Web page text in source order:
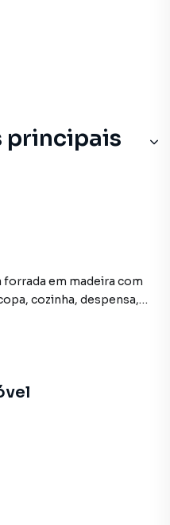
principais
forrada em madeira com
cozinha, despensa,
o que procurava ou deseja
Luís Correia? Entre em
telefone (86) 98848-5070.